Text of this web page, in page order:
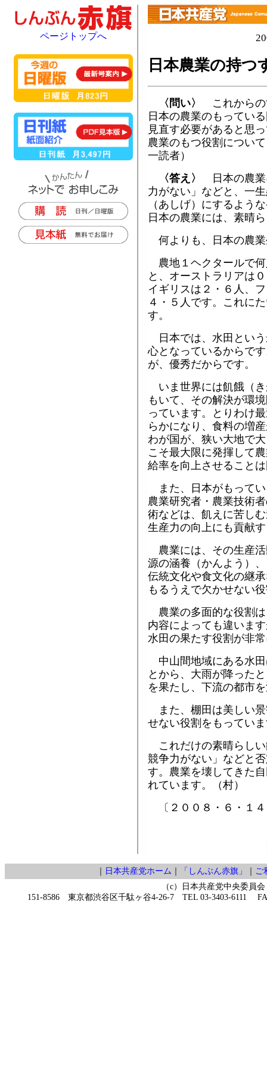
日本農業の持つ
〈問い〉
これからの
日本の農業のもってい
見直す必要があると思
農業のもつ役割につい
一読者）
〈答え〉
日本の農業
力がない」などと、一
（あしげ）にするよう
日本の農業には、素晴
何よりも、日本の農
農地１ヘクタールで
と、オーストラリアは
イギリスは２・６人、
４・５人です。これに
す。
日本では、水田とい
心となっているからで
が、優秀だからです。
いま世界には飢餓（
もいて、その解決が環
っています。とりわけ
らかになり、食料の増
わが国が、狭い大地で
こそ最大限に発揮して
給率を向上させること
また、日本がもって
農業研究者・農業技術
術などは、飢えに苦し
生産力の向上にも貢献
農業には、その生産
源の涵養（かんよう）
伝統文化や食文化の継
もるうえで欠かせない
農業の多面的な役割
内容によっても違いま
水田の果たす役割が非
中山間地域にある水
とから、大雨が降った
を果たし、下流の都市
また、棚田は美しい
せない役割をもってい
これだけの素晴らし
競争力がない」などと
す。農業を壊してきた
れています。（村）
〔２００８・６・１
ページトップへ
｜ 日本共産党ホーム ｜ 「しんぶん赤旗」 ｜ ご
（c）日本共産党中央委員会
151-8586 東京都渋谷区千駄ヶ谷4-26-7 TEL 03-3403-6111